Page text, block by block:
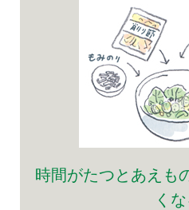
時間がたつとあえも
く